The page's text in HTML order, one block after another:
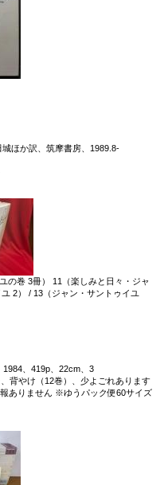
ほか訳、筑摩書房、1989.8-
の巻 3冊） 11（楽しみと日々・ジャ
2） / 13（ジャン・サントゥイユ
、419p、22cm、3
背やけ（12巻）、少よごれあります
ありません ※ゆうパック便60サイズ